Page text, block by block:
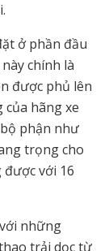
ở phần đầu
chính là
được phủ lên
hãng xe
phận như
trọng cho
được với 16
những
trải dọc từ